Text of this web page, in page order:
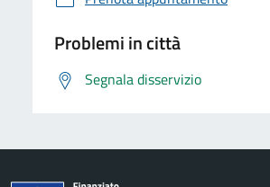
Problemi in città
Segnala disservizio